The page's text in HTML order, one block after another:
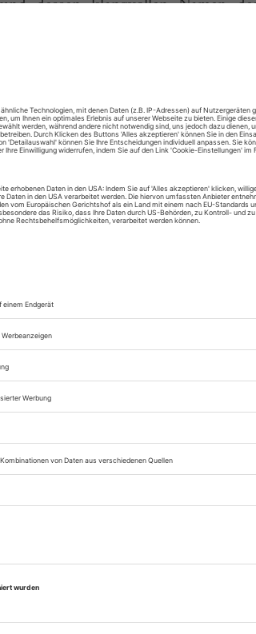
du-Pape. Doch nun schrieben
historischen Theaterbau
dem digitalen
Rundschau? Loggen
Alle
Lesegenuss auf
Zugang zum
Bühnentechnische
Sie können alle Vorteile
sofort nutzen